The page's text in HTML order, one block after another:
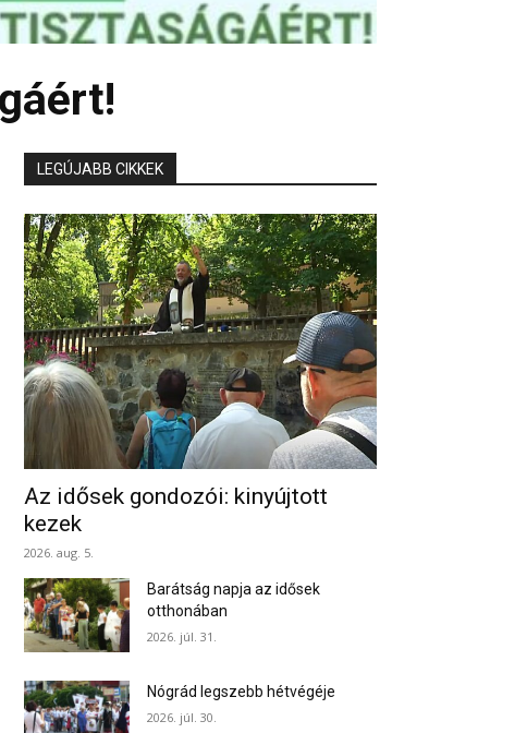
LEGÚJABB CIKKEK
Az idősek gondozói: kinyújtott
kezek
2026. aug. 5.
Barátság napja az idősek
otthonában
2026. júl. 31.
Nógrád legszebb hétvégéje
2026. júl. 30.